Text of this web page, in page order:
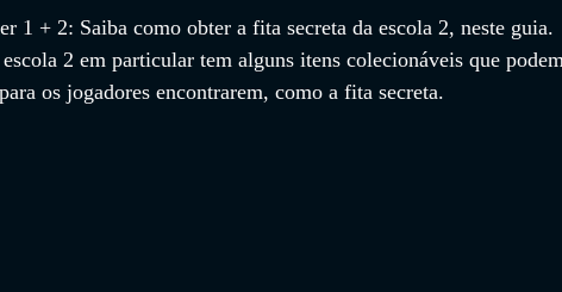
1 + 2: Saiba como obter a fita secreta da escola 2, neste guia.
2 em particular tem alguns itens colecionáveis ​​que
os jogadores encontrarem, como a fita secreta.